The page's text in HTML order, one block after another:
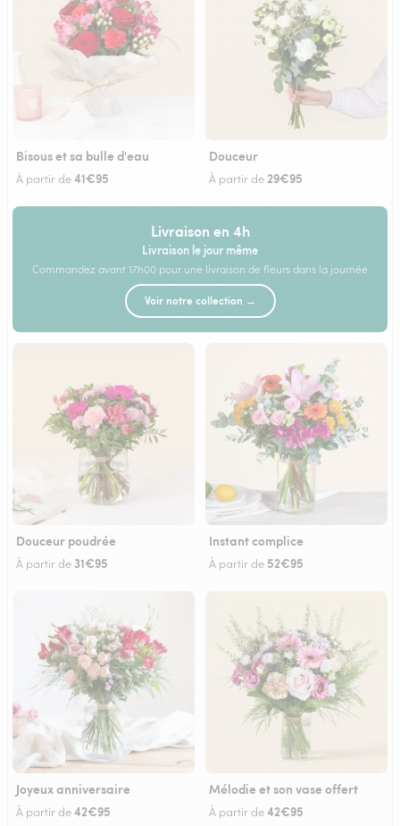
Bisous et sa bulle d'eau
À partir de41€95
Douceur
À partir de 29€95
Livraison en 4h
Livraison le jour même
Commandez avant 17h00 pour une livraison de fleurs dans la journée
Voir notre collection →
Douceur poudrée
À partir de 31€95
Instant complice
À partir de 52€95
Joyeux anniversaire
À partir de42€95
Mélodie et son vase offert
À partir de42€95